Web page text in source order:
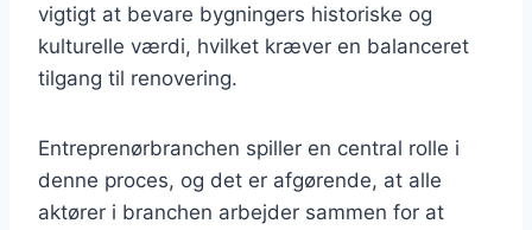
vigtigt at bevare bygningers historiske og
kulturelle værdi, hvilket kræver en balanceret
tilgang til renovering.
Entreprenørbranchen spiller en central rolle i
denne proces, og det er afgørende, at alle
aktører i branchen arbejder sammen for at